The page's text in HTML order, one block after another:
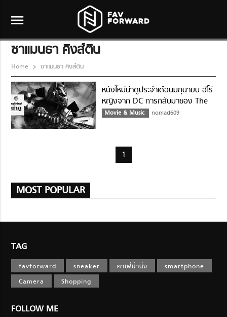
menu
ซาแมนธา คิงส์ติน
Home ซาแมนธา คิงส์ติน
หนังใหม่น่าดูประจำเดือนมิถุนายน ฮีโร่
หญิงจาก DC การกลับมาของ The
Mummy และ Transformers
Movie & Music nomad609
1
MOST POPULAR
TAG
favforward sneaker คาเฟ่น่านั่ง
smartphone
Camera
Shopping
FOLLOW ME